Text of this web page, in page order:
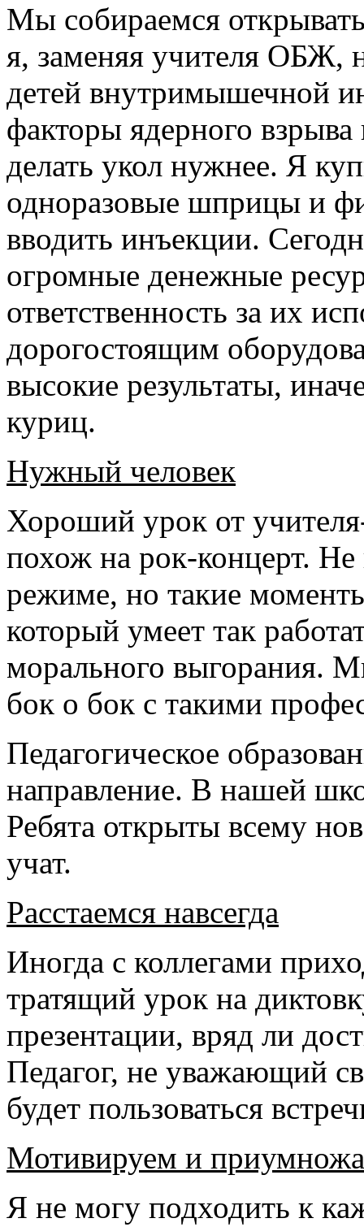
Мы собираемся
я, заменяя учителя ОБЖ,
детей внутримышечной
факторы ядерного
делать укол нужнее. Я
одноразовые шприцы и
вводить инъекции.
огромные денежные
ответственность за их
дорогостоящим
высокие результаты,
куриц.
Нужный человек
Хороший урок от
похож на рок-концерт.
режиме, но такие
который умеет так
морального выгорания.
бок о бок с такими
Педагогическое
направление. В нашей
Ребята открыты всему
учат.
Расстаемся навсегда
Иногда с коллегами
тратящий урок на
презентации, вряд ли
Педагог, не уважающий
будет пользоваться
Мотивируем и
Я не могу подходить к